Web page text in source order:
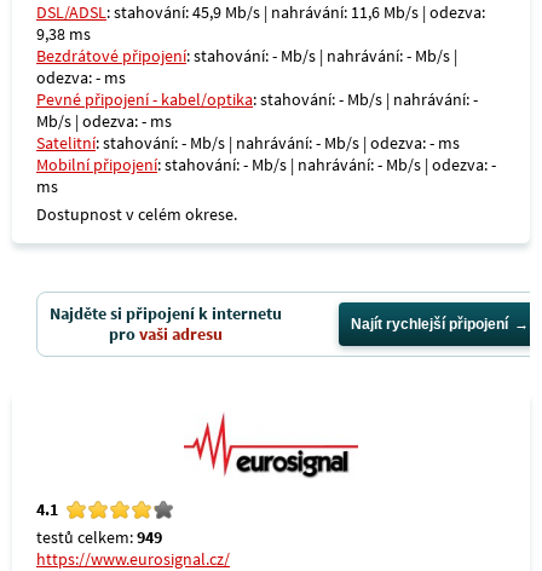
DSL/ADSL: stahování: 45,9 Mb/s | nahrávání: 11,6 Mb/s | odezva:
9,38 ms
Bezdrátové připojení: stahování: - Mb/s | nahrávání: - Mb/s |
odezva: - ms
Pevné připojení - kabel/optika: stahování: - Mb/s | nahrávání: -
Mb/s | odezva: - ms
Satelitní: stahování: - Mb/s | nahrávání: - Mb/s | odezva: - ms
Mobilní připojení: stahování: - Mb/s | nahrávání: - Mb/s | odezva: -
ms
Dostupnost v celém okrese.
Najděte si připojení k internetu
provaši adresu Najít rychlejší připojení
4.1
testů celkem:949
https://www.eurosignal.cz/